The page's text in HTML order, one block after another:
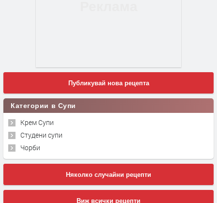
Публикувай нова рецепта
Категории в Супи
Крем Супи
Студени супи
Чорби
Няколко случайни рецепти
Виж всички рецепти